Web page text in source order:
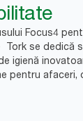
Focus4
se dedică
igienă
pentru afaceri,